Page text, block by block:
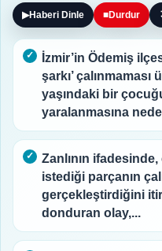
▶Haberi Dinle ■Durdur
İzmir’in Ödemiş
şarkı’
yaşındaki bir
yaralanmasına
Zanlının
istediği parçanın
gerçekleştirdiğini
donduran olay,...